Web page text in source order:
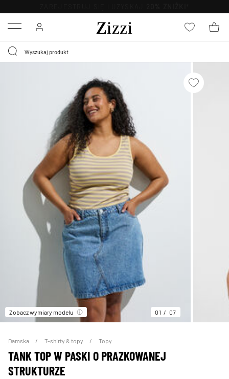
Menu
Zobacz wymiary modelu 01 07
Damska T-shirty & topy Topy
TANK TOP W PASKI O PRAZKOWANEJ
STRUKTURZE